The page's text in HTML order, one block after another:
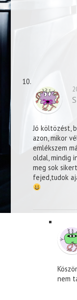
Jó költözést,
azon, mikor
emlékszem
oldal, mindig
meg sok
fejed,tudok
nem